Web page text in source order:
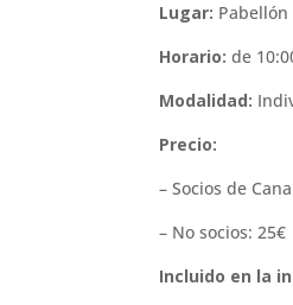
Lugar:
Horario: de
Modalidad:
Precio:
– Socios de
– No socios: 25€
Incluido en la